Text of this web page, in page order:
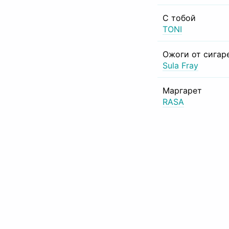
С тобой
TONI
Ожоги от
Sula Fray
Маргарет
RASA